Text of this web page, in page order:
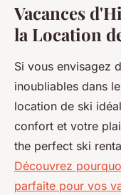
Vacances
la Location
Si vous envisagez
inoubliables dans
location de ski
confort et votre
the perfect ski
Découvrez
parfaite pour vos